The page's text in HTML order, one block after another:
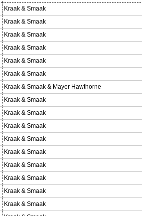
Kraak & Smaak
Kraak & Smaak
Kraak & Smaak
Kraak & Smaak
Kraak & Smaak
Kraak & Smaak
Kraak & Smaak & Mayer Hawthorne
Kraak & Smaak
Kraak & Smaak
Kraak & Smaak
Kraak & Smaak
Kraak & Smaak
Kraak & Smaak
Kraak & Smaak
Kraak & Smaak
Kraak & Smaak